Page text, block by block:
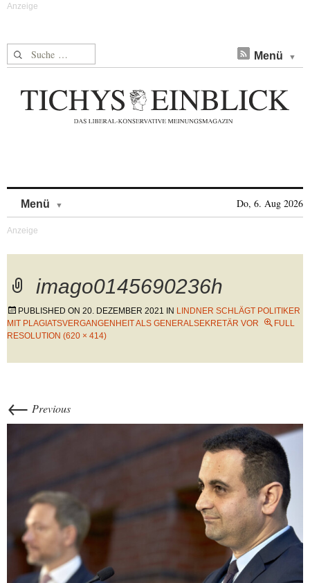
Suche nach: Menü
Menü Do, 6. Aug 2026
imago0145690236h
PUBLISHED ON 20. DEZEMBER 2021 IN LINDNER SCHLÄGT POLITIKER
MIT PLAGIATSVERGANGENHEIT ALS GENERALSEKRETÄR VOR
FULL
RESOLUTION (620 × 414)
← Previous